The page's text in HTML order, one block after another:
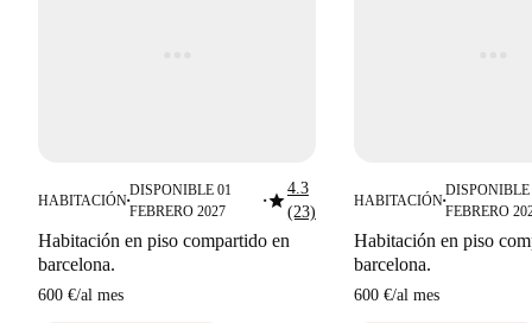
HABITACIÓN■
DISPONIBLE 01
FEBRERO 2027
■star4.3
(23)
Habitación en piso compartido en
barcelona.
600 €/al mes
HABITACIÓN■
DISPONIBLE
FEBRERO
Habitación en piso
barcelona.
600 €/al mes